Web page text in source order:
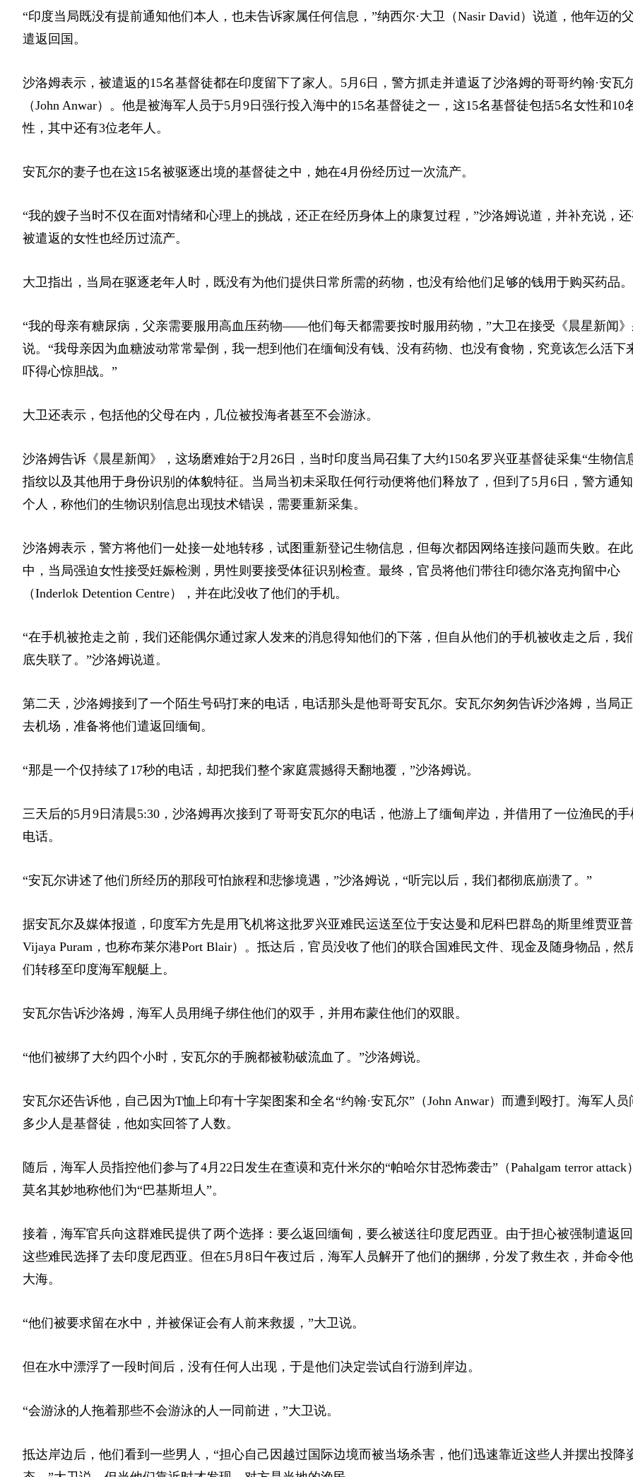
“印度当局既没有提前通知他们本人，也未告诉家属任何信息，”纳西尔·大卫（Nasir David）说道，他年迈的
遣返回国。
沙洛姆表示，被遣返的15名基督徒都在印度留下了家人。5月6日，警方抓走并遣返了沙洛姆的哥哥约翰·安瓦
（John Anwar）。他是被海军人员于5月9日强行投入海中的15名基督徒之一，这15名基督徒包括5名女性和10
性，其中还有3位老年人。
安瓦尔的妻子也在这15名被驱逐出境的基督徒之中，她在4月份经历过一次流产。
“我的嫂子当时不仅在面对情绪和心理上的挑战，还正在经历身体上的康复过程，”沙洛姆说道，并补充说，还
被遣返的女性也经历过流产。
大卫指出，当局在驱逐老年人时，既没有为他们提供日常所需的药物，也没有给他们足够的钱用于购买药品。
“我的母亲有糖尿病，父亲需要服用高血压药物——他们每天都需要按时服用药物，”大卫在接受《晨星新闻
说。“我母亲因为血糖波动常常晕倒，我一想到他们在缅甸没有钱、没有药物、也没有食物，究竟该怎么活下
吓得心惊胆战。”
大卫还表示，包括他的父母在内，几位被投海者甚至不会游泳。
沙洛姆告诉《晨星新闻》，这场磨难始于2月26日，当时印度当局召集了大约150名罗兴亚基督徒采集“生物信
指纹以及其他用于身份识别的体貌特征。当局当初未采取任何行动便将他们释放了，但到了5月6日，警方通
个人，称他们的生物识别信息出现技术错误，需要重新采集。
沙洛姆表示，警方将他们一处接一处地转移，试图重新登记生物信息，但每次都因网络连接问题而失败。在
中，当局强迫女性接受妊娠检测，男性则要接受体征识别检查。最终，官员将他们带往印德尔洛克拘留中心
（Inderlok Detention Centre），并在此没收了他们的手机。
“在手机被抢走之前，我们还能偶尔通过家人发来的消息得知他们的下落，但自从他们的手机被收走之后，我
底失联了。”沙洛姆说道。
第二天，沙洛姆接到了一个陌生号码打来的电话，电话那头是他哥哥安瓦尔。安瓦尔匆匆告诉沙洛姆，当局
去机场，准备将他们遣返回缅甸。
“那是一个仅持续了17秒的电话，却把我们整个家庭震撼得天翻地覆，”沙洛姆说。
三天后的5月9日清晨5:30，沙洛姆再次接到了哥哥安瓦尔的电话，他游上了缅甸岸边，并借用了一位渔民的
电话。
“安瓦尔讲述了他们所经历的那段可怕旅程和悲惨境遇，”沙洛姆说，“听完以后，我们都彻底崩溃了。”
据安瓦尔及媒体报道，印度军方先是用飞机将这批罗兴亚难民运送至位于安达曼和尼科巴群岛的斯里维贾亚
Vijaya Puram，也称布莱尔港Port Blair）。抵达后，官员没收了他们的联合国难民文件、现金及随身物品，然
们转移至印度海军舰艇上。
安瓦尔告诉沙洛姆，海军人员用绳子绑住他们的双手，并用布蒙住他们的双眼。
“他们被绑了大约四个小时，安瓦尔的手腕都被勒破流血了。”沙洛姆说。
安瓦尔还告诉他，自己因为T恤上印有十字架图案和全名“约翰·安瓦尔”（John Anwar）而遭到殴打。海军人员
多少人是基督徒，他如实回答了人数。
随后，海军人员指控他们参与了4月22日发生在查谟和克什米尔的“帕哈尔甘恐怖袭击”（Pahalgam terror attack
莫名其妙地称他们为“巴基斯坦人”。
接着，海军官兵向这群难民提供了两个选择：要么返回缅甸，要么被送往印度尼西亚。由于担心被强制遣返回
这些难民选择了去印度尼西亚。但在5月8日午夜过后，海军人员解开了他们的捆绑，分发了救生衣，并命令
大海。
“他们被要求留在水中，并被保证会有人前来救援，”大卫说。
但在水中漂浮了一段时间后，没有任何人出现，于是他们决定尝试自行游到岸边。
“会游泳的人拖着那些不会游泳的人一同前进，”大卫说。
抵达岸边后，他们看到一些男人，“担心自己因越过国际边境而被当场杀害，他们迅速靠近这些人并摆出投降